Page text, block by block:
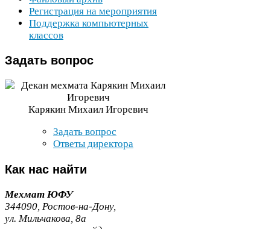
Регистрация на мероприятия
Поддержка компьютерных
классов
Задать вопрос
Карякин Михаил Игоревич
Задать вопрос
Ответы директора
Как нас найти
Мехмат ЮФУ
344090, Ростов-​на-​Дону,
ул. Мильчакова, 8а